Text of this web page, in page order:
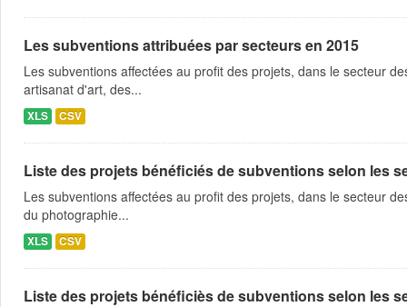
Les subventions attribuées par secteurs en 2015
Les subventions affectées au profit des projets, dans le secteur
artisanat d'art, des...
XLS CSV
Liste des projets bénéficiés de subventions selon les
Les subventions affectées au profit des projets, dans le secteur
du photographie...
XLS CSV
Liste des projets bénéficiès de subventions selon les